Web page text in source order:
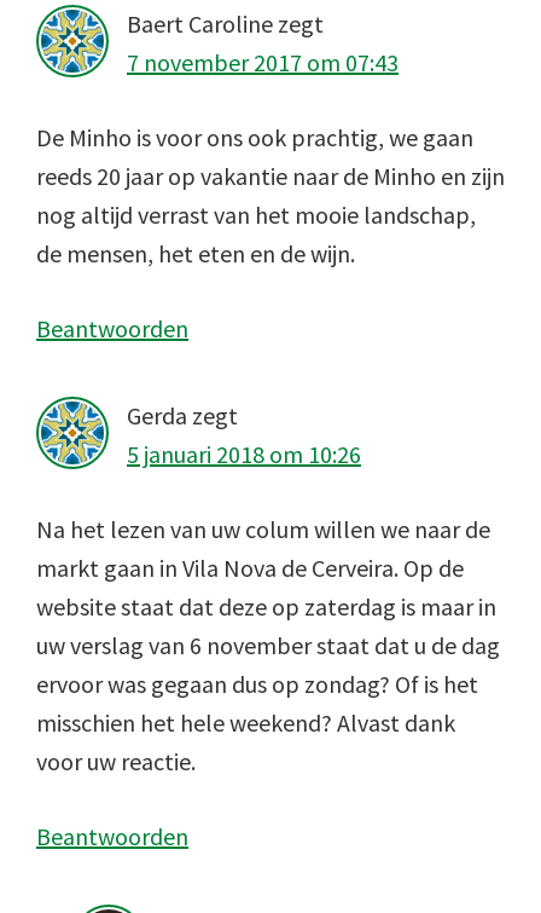
Baert Caroline zegt
7 november 2017 om 07:43
De Minho is voor ons ook prachtig, we gaan
reeds 20 jaar op vakantie naar de Minho en zijn
nog altijd verrast van het mooie landschap,
de mensen, het eten en de wijn.
Beantwoorden
Gerda zegt
5 januari 2018 om 10:26
Na het lezen van uw colum willen we naar de
markt gaan in Vila Nova de Cerveira. Op de
website staat dat deze op zaterdag is maar in
uw verslag van 6 november staat dat u de dag
ervoor was gegaan dus op zondag? Of is het
misschien het hele weekend? Alvast dank
voor uw reactie.
Beantwoorden